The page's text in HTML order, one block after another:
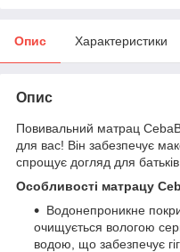
Опис Характеристики
Опис
Повивальний матрац
для вас! Він забезпечує
спрощує догляд для
Особливості матрацу
Водонепроникне
очищується вологою
водою, що забезпечує